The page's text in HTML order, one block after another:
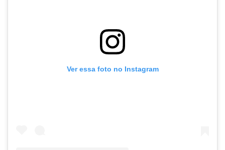
Ver essa foto no Instagram